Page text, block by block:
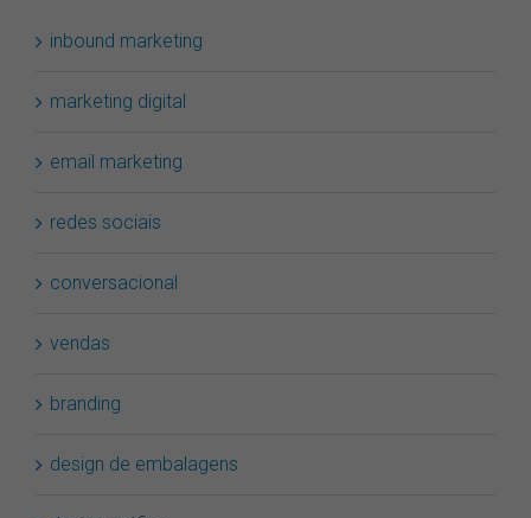
inbound marketing
marketing digital
email marketing
branding
design de embalagens